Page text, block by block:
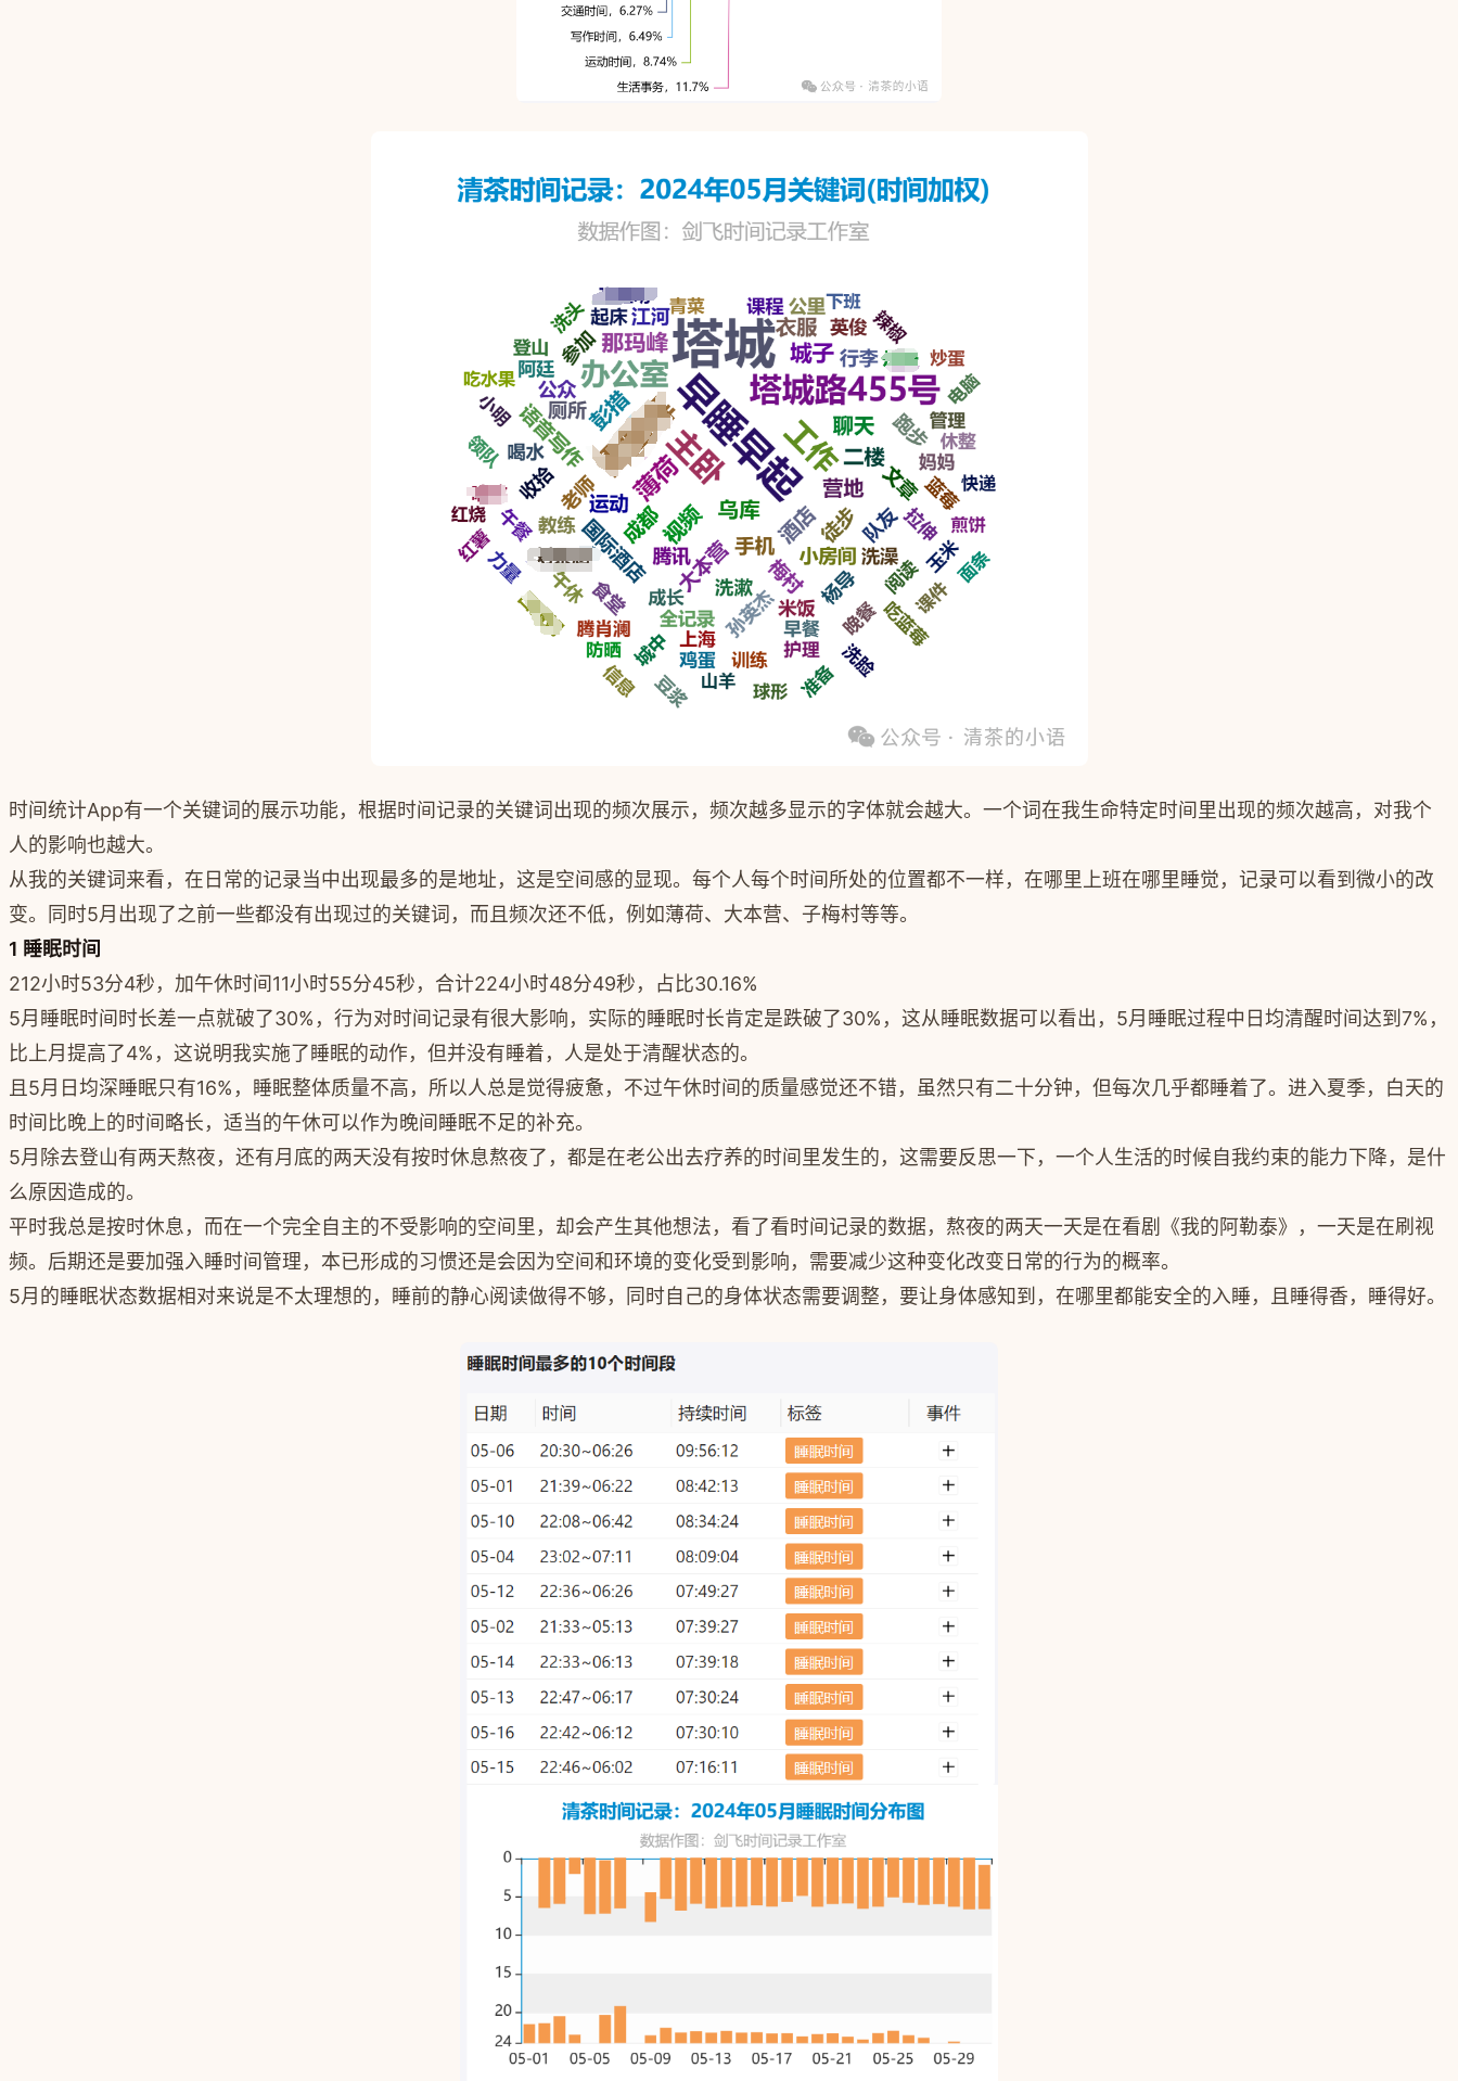
时间统计App有一个关键词的展示功能，根据时间记录的关键词出现的频次展示，频次越多显示的字体就会越大。一个词在我生命特定时间里出现的频次越高，对我个
人的影响也越大。
从我的关键词来看，在日常的记录当中出现最多的是地址，这是空间感的显现。每个人每个时间所处的位置都不一样，在哪里上班在哪里睡觉，记录可以看到微小的改
变。同时5月出现了之前一些都没有出现过的关键词，而且频次还不低，例如薄荷、大本营、子梅村等等。
1 睡眠时间
212小时53分4秒，加午休时间11小时55分45秒，合计224小时48分49秒，占比30.16%
5月睡眠时间时长差一点就破了30%，行为对时间记录有很大影响，实际的睡眠时长肯定是跌破了30%，这从睡眠数据可以看出，5月睡眠过程中日均清醒时间达到7%，
比上月提高了4%，这说明我实施了睡眠的动作，但并没有睡着，人是处于清醒状态的。
且5月日均深睡眠只有16%，睡眠整体质量不高，所以人总是觉得疲惫，不过午休时间的质量感觉还不错，虽然只有二十分钟，但每次几乎都睡着了。进入夏季，白天的
时间比晚上的时间略长，适当的午休可以作为晚间睡眠不足的补充。
5月除去登山有两天熬夜，还有月底的两天没有按时休息熬夜了，都是在老公出去疗养的时间里发生的，这需要反思一下，一个人生活的时候自我约束的能力下降，是什
么原因造成的。
平时我总是按时休息，而在一个完全自主的不受影响的空间里，却会产生其他想法，看了看时间记录的数据，熬夜的两天一天是在看剧《我的阿勒泰》，一天是在刷视
频。后期还是要加强入睡时间管理，本已形成的习惯还是会因为空间和环境的变化受到影响，需要减少这种变化改变日常的行为的概率。
5月的睡眠状态数据相对来说是不太理想的，睡前的静心阅读做得不够，同时自己的身体状态需要调整，要让身体感知到，在哪里都能安全的入睡，且睡得香，睡得好。